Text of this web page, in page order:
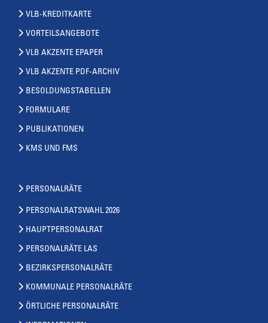
VLB-KREDITKARTE
VORTEILSANGEBOTE
VLB AKZENTE EPAPER
VLB AKZENTE PDF-ARCHIV
BESOLDUNGSTABELLEN
FORMULARE
PUBLIKATIONEN
KMS UND FMS
PERSONALRÄTE
PERSONALRATSWAHL 2026
HAUPTPERSONALRAT
PERSONALRÄTE LAS
BEZIRKSPERSONALRÄTE
KOMMUNALE PERSONALRÄTE
ÖRTLICHE PERSONALRÄTE